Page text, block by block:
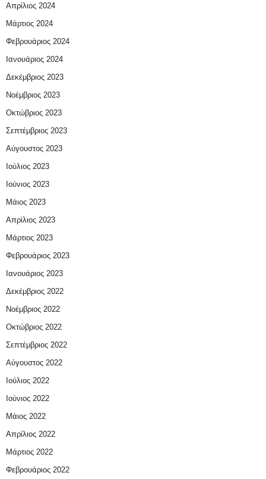
Απρίλιος 2024
Μάρτιος 2024
Φεβρουάριος 2024
Ιανουάριος 2024
Δεκέμβριος 2023
Νοέμβριος 2023
Οκτώβριος 2023
Σεπτέμβριος 2023
Αύγουστος 2023
Ιούλιος 2023
Ιούνιος 2023
Μάιος 2023
Απρίλιος 2023
Μάρτιος 2023
Φεβρουάριος 2023
Ιανουάριος 2023
Δεκέμβριος 2022
Νοέμβριος 2022
Οκτώβριος 2022
Σεπτέμβριος 2022
Αύγουστος 2022
Ιούλιος 2022
Ιούνιος 2022
Μάιος 2022
Απρίλιος 2022
Μάρτιος 2022
Φεβρουάριος 2022